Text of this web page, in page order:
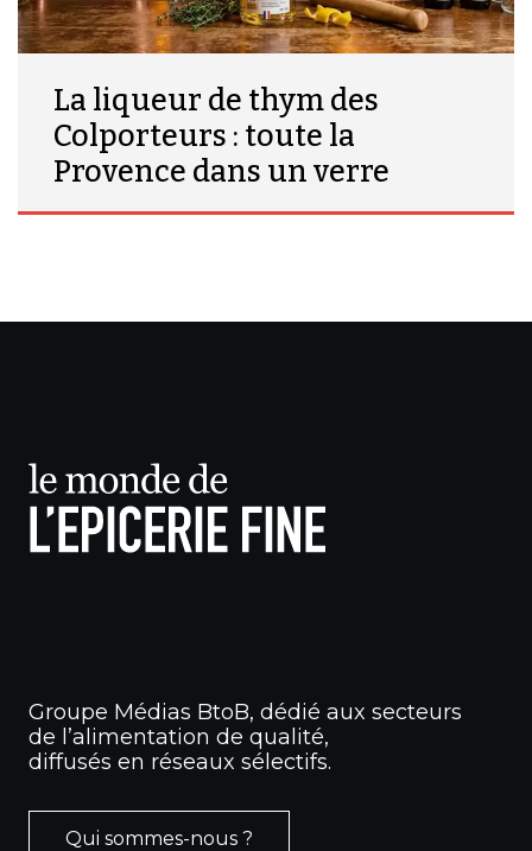
La liqueur de thym des
Colporteurs : toute la
Provence dans un verre
Groupe Médias BtoB, dédié aux secteurs
de l’alimentation de qualité,
diffusés en réseaux sélectifs.
Qui sommes-nous ?